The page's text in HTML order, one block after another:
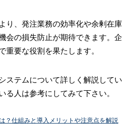
り、発注業務の効率化や余剰在庫
会の損失防止が期待できます。企
重要な役割を果たします。
ステムについて詳しく解説してい
る人は参考にしてみて下さい。
？仕組みと導入メリットや注意点を解説